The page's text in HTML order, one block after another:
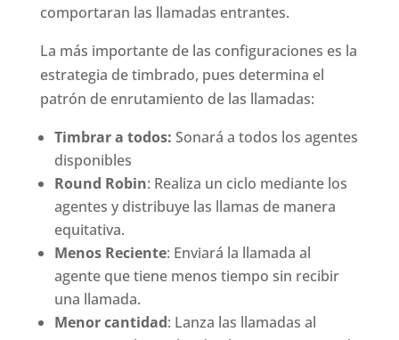
comportaran las llamadas entrantes.
La más importante de las configuraciones es la
estrategia de timbrado, pues determina el
patrón de enrutamiento de las llamadas:
Timbrar a todos: Sonará a todos los agentes
disponibles
Round Robin: Realiza un ciclo mediante los
agentes y distribuye las llamas de manera
equitativa.
Menos Reciente: Enviará la llamada al
agente que tiene menos tiempo sin recibir
una llamada.
Menor cantidad: Lanza las llamadas al